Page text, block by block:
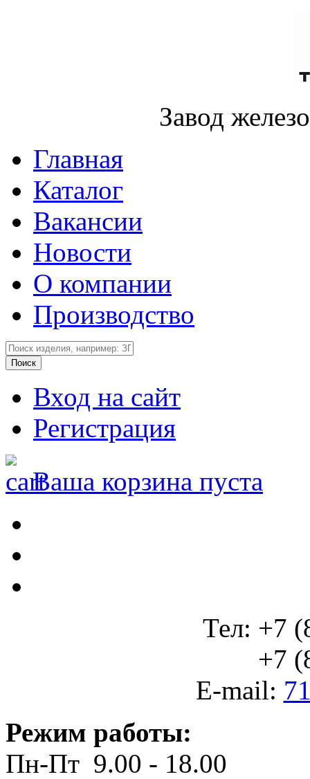
Завод
Главная
Каталог
Вакансии
Новости
О компании
Производство
Вход на сайт
Регистрация
Ваша корзина пуста
Тел: +7
+7
E-mail:
Режим работы:
Пн-Пт 9.00 - 18.00